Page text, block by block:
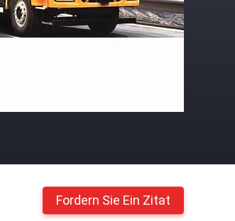
Fordern Sie Ein Zitat